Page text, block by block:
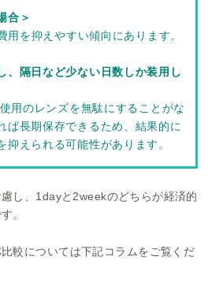
合＞
用を抑えやすい傾向にあります。
、隔日など少ない日数しか装用し
用のレンズを無駄にすることがな
ば長期保存できるため、結果的に
抑えられる可能性があります。
し、1dayと2weekのどちらが経済的
。
較については下記コラムをご覧くだ